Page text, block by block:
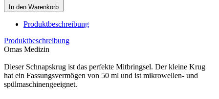
In den Warenkorb
Produktbeschreibung
Produktbeschreibung
Omas Medizin
Dieser Schnapskrug ist das perfekte Mitbringsel. Der kleine Krug
hat ein Fassungsvermögen von 50 ml und ist mikrowellen- und
spülmaschinengeeignet.